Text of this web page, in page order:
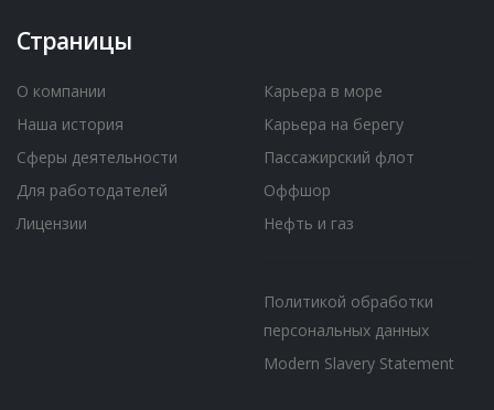
Страницы
О компании
Наша история
Сферы деятельности
Для работодателей
Лицензии
Карьера в море
Карьера на берегу
Пассажирский флот
Оффшор
Нефть и газ
Политикой обработки
персональных данных
Modern Slavery Statement